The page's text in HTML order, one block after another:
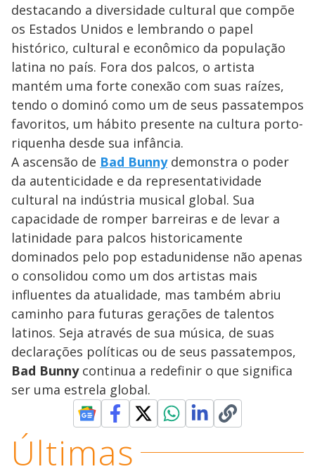
destacando a diversidade cultural que compõe
os Estados Unidos e lembrando o papel
histórico, cultural e econômico da população
latina no país. Fora dos palcos, o artista
mantém uma forte conexão com suas raízes,
tendo o dominó como um de seus passatempos
favoritos, um hábito presente na cultura porto-
riquenha desde sua infância.
A ascensão de Bad Bunnydemonstra o poder
da autenticidade e da representatividade
cultural na indústria musical global. Sua
capacidade de romper barreiras e de levar a
latinidade para palcos historicamente
dominados pelo pop estadunidense não apenas
o consolidou como um dos artistas mais
influentes da atualidade, mas também abriu
caminho para futuras gerações de talentos
latinos. Seja através de sua música, de suas
declarações políticas ou de seus passatempos,
Bad Bunnycontinua a redefinir o que significa
ser uma estrela global.
Últimas